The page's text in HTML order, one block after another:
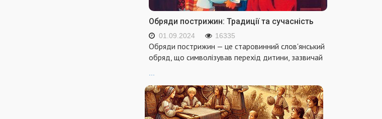
Обряди пострижин: Традиції та сучасність
01.09.2024 16335
Обряди пострижин — це старовинний слов'янський
обряд, що символізував перехід дитини, зазвичай
...